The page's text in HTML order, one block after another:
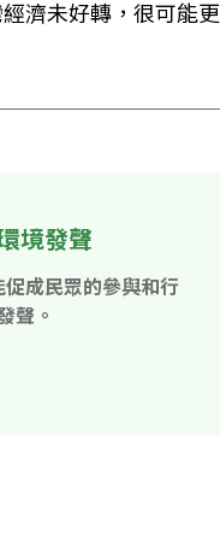
濟未好轉，很可能更
境發聲
成民眾的參與和行
聲。